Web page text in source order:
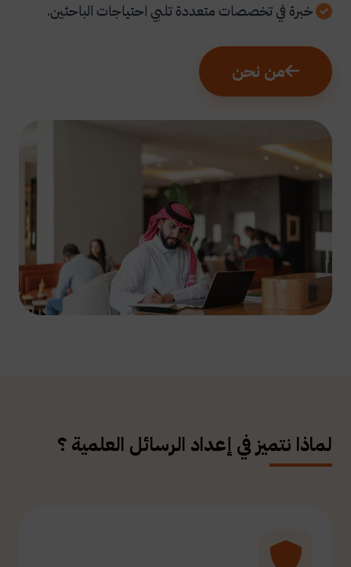
خبرة في تخصصات متعددة تلبي احتياجات الباحثين.
من نحن
لماذا نتميز في إعداد الرسائل العلمية ؟